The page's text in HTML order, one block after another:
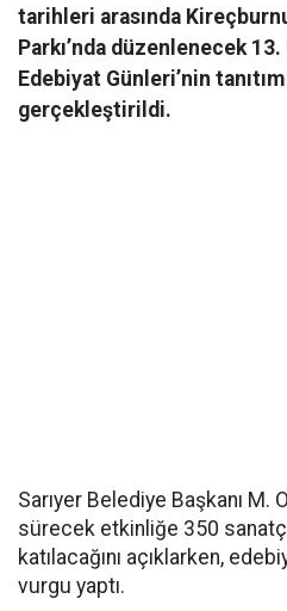
tarihleri arasında
Parkı’nda düzenlenecek
Edebiyat Günleri’nin
gerçekleştirildi.
Sarıyer Belediye Başkanı M.
sürecek etkinliğe 350
katılacağını açıklarken,
vurgu yaptı.